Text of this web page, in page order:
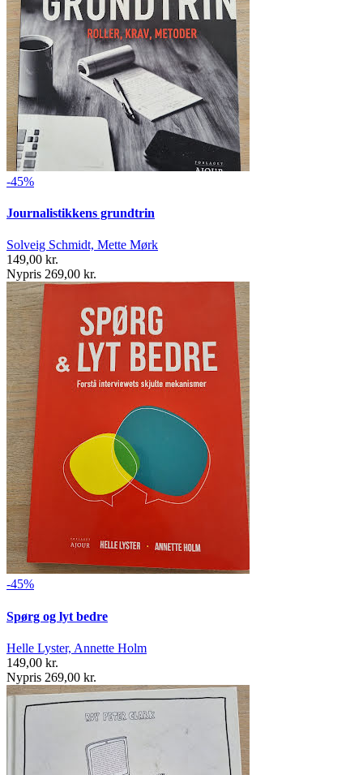
-45%
Journalistikkens grundtrin
Solveig Schmidt, Mette Mørk
149,00 kr.
Nypris 269,00 kr.
-45%
Spørg og lyt bedre
Helle Lyster, Annette Holm
149,00 kr.
Nypris 269,00 kr.